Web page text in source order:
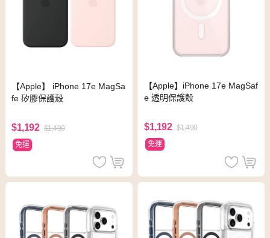
【Apple】 iPhone 17e MagSa
fe 矽膠保護殼
$1,192 $1,490
免運
【Apple】iPhone 17e MagSaf
e 透明保護殼
$1,192 $1,490
免運